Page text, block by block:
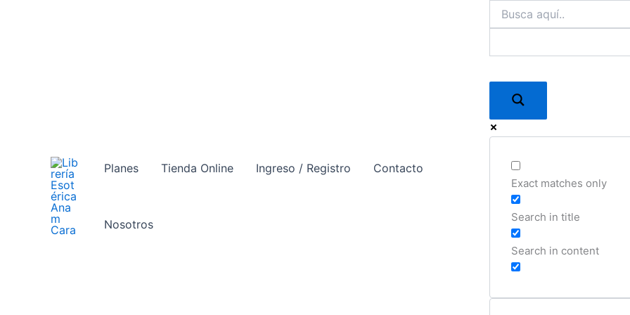
Planes Tienda Online Ingreso / Registro Contacto
Nosotros
Exact matches only
Search in title
Search in content
precio
era:
es: